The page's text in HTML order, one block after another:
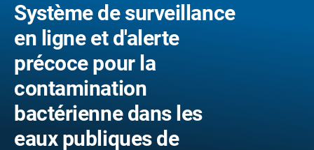
Système de surveillance
en ligne et d'alerte
précoce pour la
contamination
bactérienne dans les
eaux publiques de